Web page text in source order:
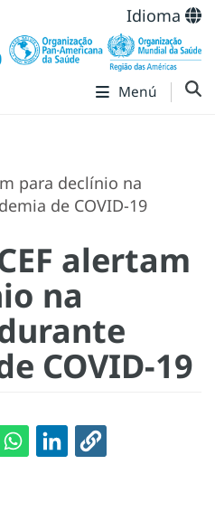
Idioma
Menú
para declínio na
de COVID-19
alertam
na
COVID-19